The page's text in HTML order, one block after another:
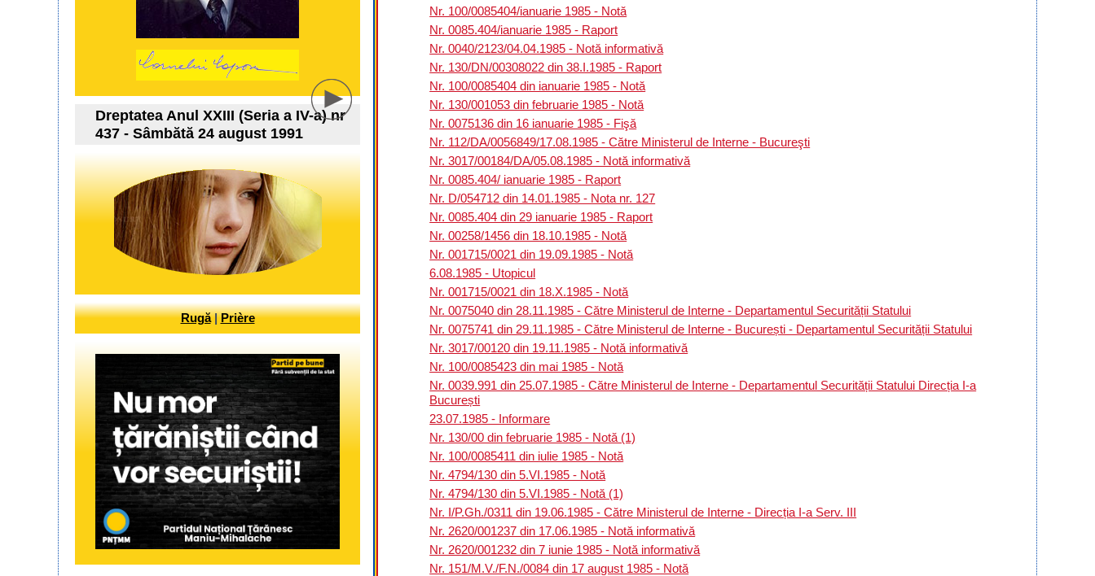
Nr. 100/0085404/ianuarie 1985 - Notă
Nr. 0085.404/ianuarie 1985 - Raport
Nr. 0040/2123/04.04.1985 - Notă informativă
Nr. 130/DN/00308022 din 38.I.1985 - Raport
Nr. 100/0085404 din ianuarie 1985 - Notă
Nr. 130/001053 din februarie 1985 - Notă
Nr. 0075136 din 16 ianuarie 1985 - Fişă
Nr. 112/DA/0056849/17.08.1985 - Către Ministerul de Interne - Bucureşti
Nr. 3017/00184/DA/05.08.1985 - Notă informativă
Nr. 0085.404/ ianuarie 1985 - Raport
Nr. D/054712 din 14.01.1985 - Nota nr. 127
Nr. 0085.404 din 29 ianuarie 1985 - Raport
Nr. 00258/1456 din 18.10.1985 - Notă
Nr. 001715/0021 din 19.09.1985 - Notă
6.08.1985 - Utopicul
Nr. 001715/0021 din 18.X.1985 - Notă
Nr. 0075040 din 28.11.1985 - Către Ministerul de Interne - Departamentul Securității Statului
Nr. 0075741 din 29.11.1985 - Către Ministerul de Interne - București - Departamentul Securității Statului
Nr. 3017/00120 din 19.11.1985 - Notă informativă
Nr. 100/0085423 din mai 1985 - Notă
Nr. 0039.991 din 25.07.1985 - Către Ministerul de Interne - Departamentul Securității Statului Direcția I-a
București
23.07.1985 - Informare
Nr. 130/00 din februarie 1985 - Notă (1)
Nr. 100/0085411 din iulie 1985 - Notă
Nr. 4794/130 din 5.VI.1985 - Notă
Nr. 4794/130 din 5.VI.1985 - Notă (1)
Nr. I/P.Gh./0311 din 19.06.1985 - Către Ministerul de Interne - Direcția I-a Serv. III
Nr. 2620/001237 din 17.06.1985 - Notă informativă
Nr. 2620/001232 din 7 iunie 1985 - Notă informativă
Nr. 151/M.V./F.N./0084 din 17 august 1985 - Notă
Dreptatea Anul XXIII (Seria a IV-a) nr
437 - Sâmbătă 24 august 1991
Rugă|Prière